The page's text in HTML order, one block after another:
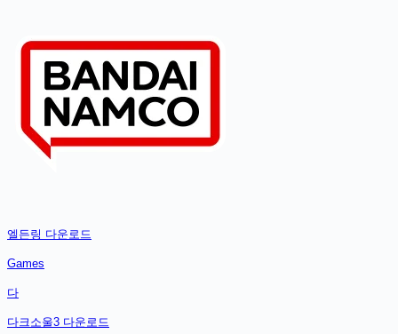
엘든링 다운로드
Games
다
다크소울3 다운로드